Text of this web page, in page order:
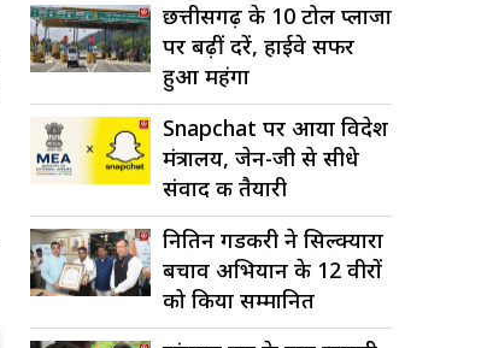
छत्तीसगढ़ के 10 टोल प्लाजा
पर बढ़ीं दरें, हाईवे सफर
हुआ महंगा
Snapchat पर आया विदेश
मंत्रालय, जेन-जी से सीधे
संवाद की तैयारी
नितिन गडकरी ने सिल्क्यारा
बचाव अभियान के 12 वीरों
को किया सम्मानित